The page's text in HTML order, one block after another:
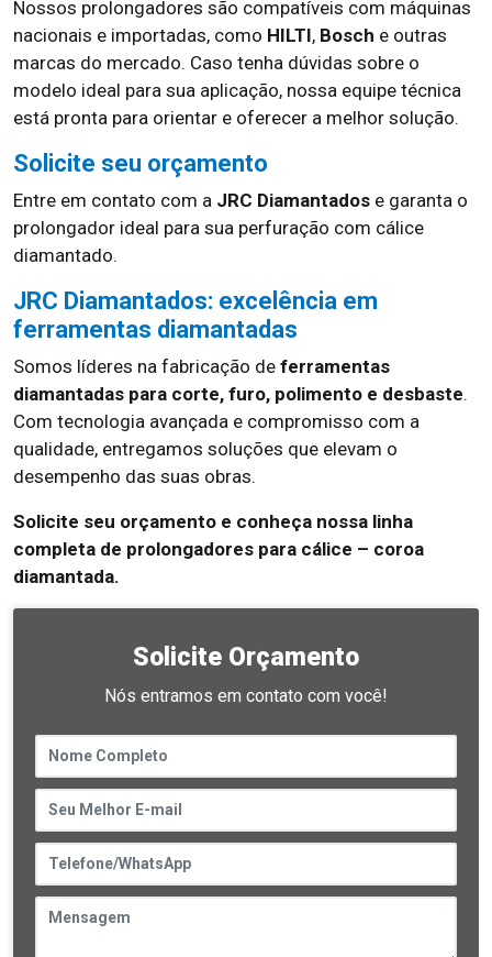
Nossos prolongadores são compatíveis com máquinas
nacionais e importadas, como HILTI, Bosch e outras
marcas do mercado. Caso tenha dúvidas sobre o
modelo ideal para sua aplicação, nossa equipe técnica
está pronta para orientar e oferecer a melhor solução.
Solicite seu orçamento
Entre em contato com a JRC Diamantados e garanta o
prolongador ideal para sua perfuração com cálice
diamantado.
JRC Diamantados: excelência em
ferramentas diamantadas
Somos líderes na fabricação de ferramentas
diamantadas para corte, furo, polimento e desbaste.
Com tecnologia avançada e compromisso com a
qualidade, entregamos soluções que elevam o
desempenho das suas obras.
Solicite seu orçamento e conheça nossa linha
completa de prolongadores para cálice – coroa
diamantada.
Solicite Orçamento
Nós entramos em contato com você!